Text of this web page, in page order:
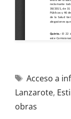
Acceso a
Lanzarote,
obras